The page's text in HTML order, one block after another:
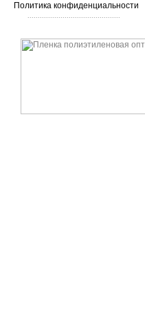
Политика конфиденциальности